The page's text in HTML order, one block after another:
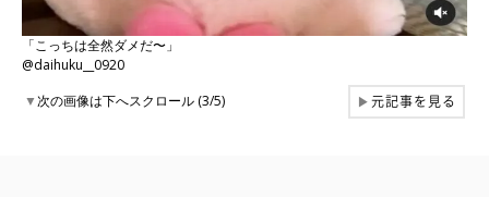
「こっちは全然ダメだ〜」
@daihuku__0920
▼次の画像は下へスクロール (3/5) ▶元記事を見る